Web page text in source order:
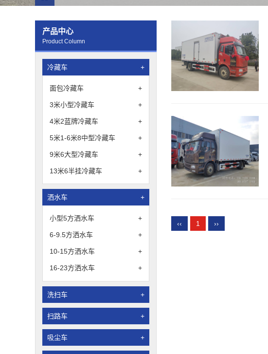
产品中心
Product Column
冷藏车 +
面包冷藏车 +
3米小型冷藏车 +
4米2蓝牌冷藏车 +
5米1-6米8中型冷藏车 +
9米6大型冷藏车 +
13米6半挂冷藏车 +
洒水车 +
小型5方洒水车 +
6-9.5方洒水车 +
10-15方洒水车 +
16-23方洒水车 +
洗扫车 +
扫路车 +
吸尘车 +
‹‹ 1 ››